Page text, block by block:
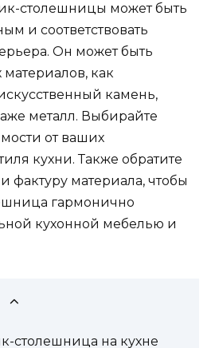
столешницы может быть
и соответствовать
Он может быть
как
камень,
металл. Выбирайте
от ваших
кухни. Также обратите
фактуру материала, чтобы
гармонично
кухонной мебелью и
столешница на кухне